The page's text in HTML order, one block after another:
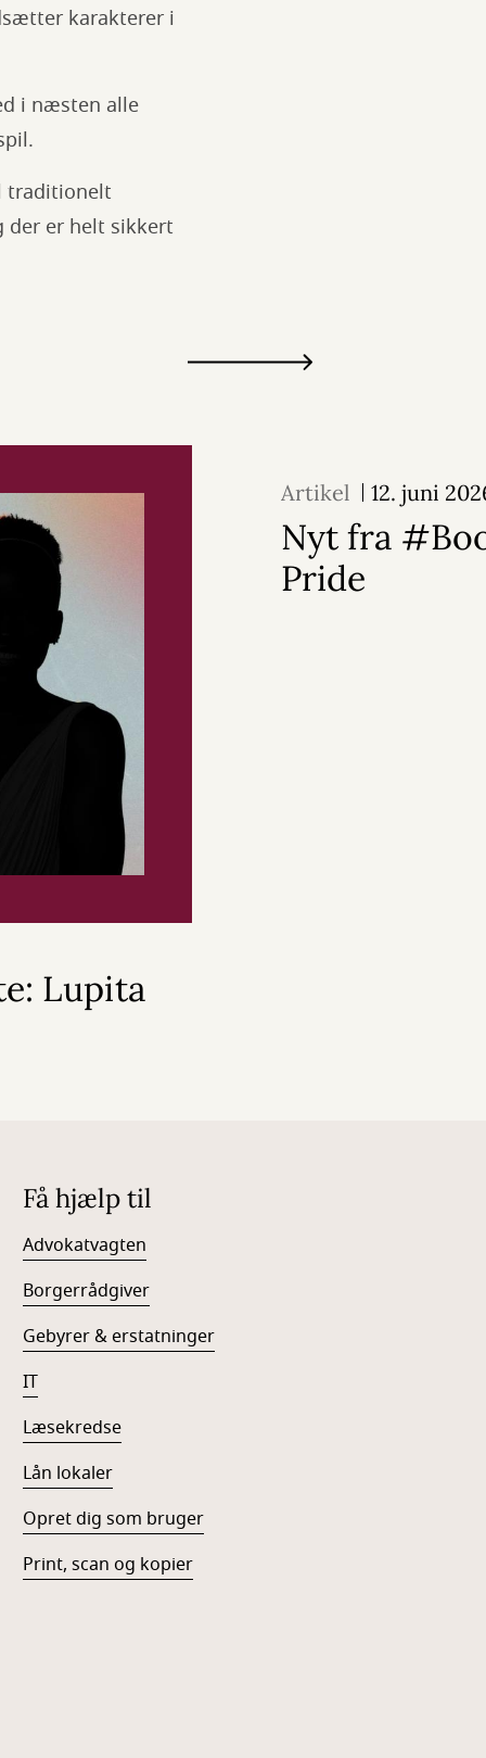
karakterer i
i næsten alle
traditionelt
der er helt sikkert
Lupita
Artikel 12. juni
Nyt fra
Pride
Få hjælp til
Advokatvagten
Borgerrådgiver
Gebyrer & erstatninger
IT
Læsekredse
Lån lokaler
Opret dig som bruger
Print, scan og kopier